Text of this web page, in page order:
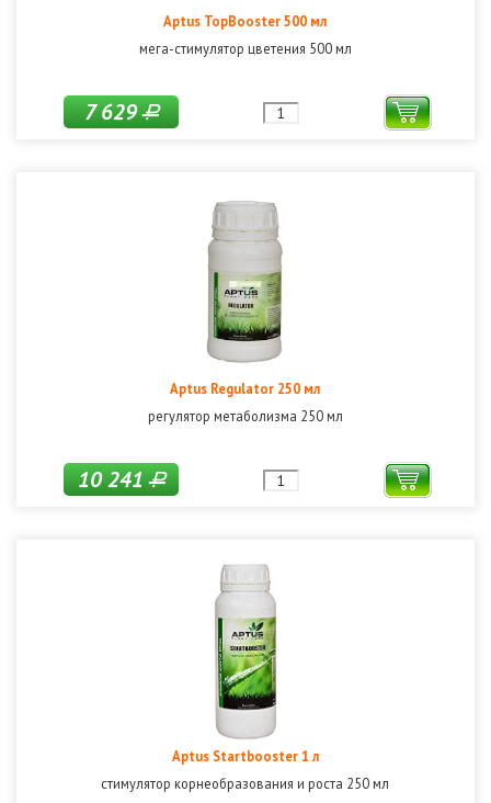
Aptus TopBooster 500 мл
мега-стимулятор цветения 500 мл
7 629Р
Aptus Regulator 250 мл
регулятор метаболизма 250 мл
10 241Р
Aptus Startbooster 1 л
стимулятор корнеобразования и роста 250 мл